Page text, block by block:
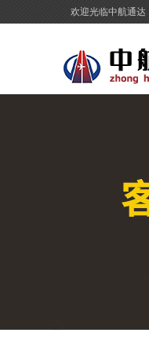
欢迎光临中航通